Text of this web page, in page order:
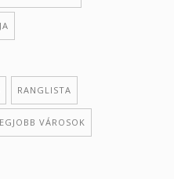
RANGLISTA
VÁROSOK